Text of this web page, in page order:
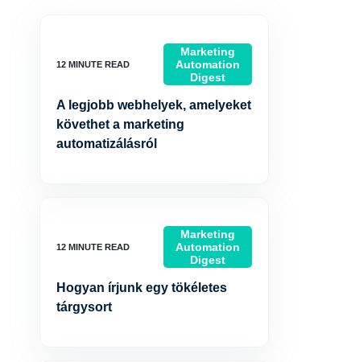
Marketing
Automation
Digest
A legjobb webhelyek, amelyeket
követhet a marketing
automatizálásról
Marketing
Automation
Digest
Hogyan írjunk egy tökéletes
tárgysort